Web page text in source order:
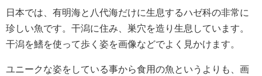
日本では、有明海と八代海だけに生息するハゼ科の非常に
珍しい魚です。干潟に住み、巣穴を造り生息しています。
干潟を鰭を使って歩く姿を画像などでよく見かけます。
ユニークな姿をしている事から食用の魚というよりも、画